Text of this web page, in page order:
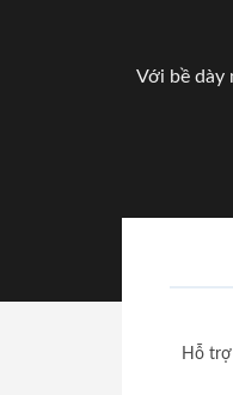
Với bề dày
Hỗ trợ